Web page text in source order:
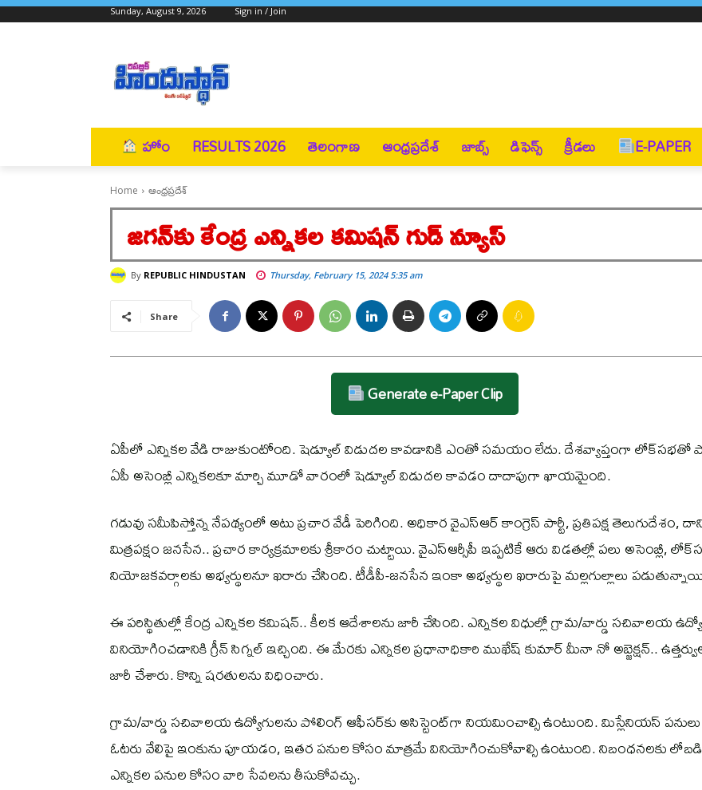
Sunday, August 9, 2026 Sign in / Join
హోం RESULTS 2026 తెలంగాణ ఆంధ్రప్రదేశ్ జాబ్స్ డిఫెన్స్ క్రీడలు E-PAPER
Home ఆంధ్రప్రదేశ్
జగన్‌కు కేంద్ర ఎన్నికల కమిషన్ గుడ్ న్యూస్
By REPUBLIC HINDUSTAN Thursday, February 15, 2024 5:35 am
Share
Generate e-Paper Clip
ఏపీలో ఎన్నికల వేడి రాజుకుంటోంది. షెడ్యూల్ విడుదల కావడానికి ఎంతో సమయం లేదు. దేశవ్యాప్తంగా లోక్‌సభతో
ఏపీ అసెంబ్లీ ఎన్నికలకూ మార్చి మూడో వారంలో షెడ్యూల్ విడుదల కావడం దాదాపుగా ఖాయమైంది.
గడువు సమీపిస్తోన్న నేపథ్యంలో అటు ప్రచార వేడీ పెరిగింది. అధికార వైఎస్ఆర్ కాంగ్రెస్ పార్టీ, ప్రతిపక్ష తెలుగుదేశం,
మిత్రపక్షం జనసేన.. ప్రచార కార్యక్రమాలకు శ్రీకారం చుట్టాయి. వైఎస్ఆర్సీపీ ఇప్పటికే ఆరు విడతల్లో పలు అసెంబ్లీ,
నియోజకవర్గాలకు అభ్యర్థులనూ ఖరారు చేసింది. టీడీపీ-జనసేన ఇంకా అభ్యర్థుల ఖరారుపై మల్లగుల్లాలు
ఈ పరిస్థితుల్లో కేంద్ర ఎన్నికల కమిషన్.. కీలక ఆదేశాలను జారీ చేసింది. ఎన్నికల విధుల్లో గ్రామ/వార్డు సచివాలయ
వినియోగించడానికి గ్రీన్ సిగ్నల్ ఇచ్చింది. ఈ మేరకు ఎన్నికల ప్రధానాధికారి ముఖేష్ కుమార్ మీనా నో అబ్జెక్షన్..
జారీ చేశారు. కొన్ని షరతులను విధించారు.
గ్రామ/వార్డు సచివాలయ ఉద్యోగులను పోలింగ్ ఆఫీసర్‌కు అసిస్టెంట్‌గా నియమించాల్సి ఉంటుంది. మిస్లేనియస్
ఓటరు వేలిపై ఇంకును పూయడం, ఇతర పనుల కోసం మాత్రమే వినియోగించుకోవాల్సి ఉంటుంది. నిబంధనలకు
ఎన్నికల పనుల కోసం వారి సేవలను తీసుకోవచ్చు.